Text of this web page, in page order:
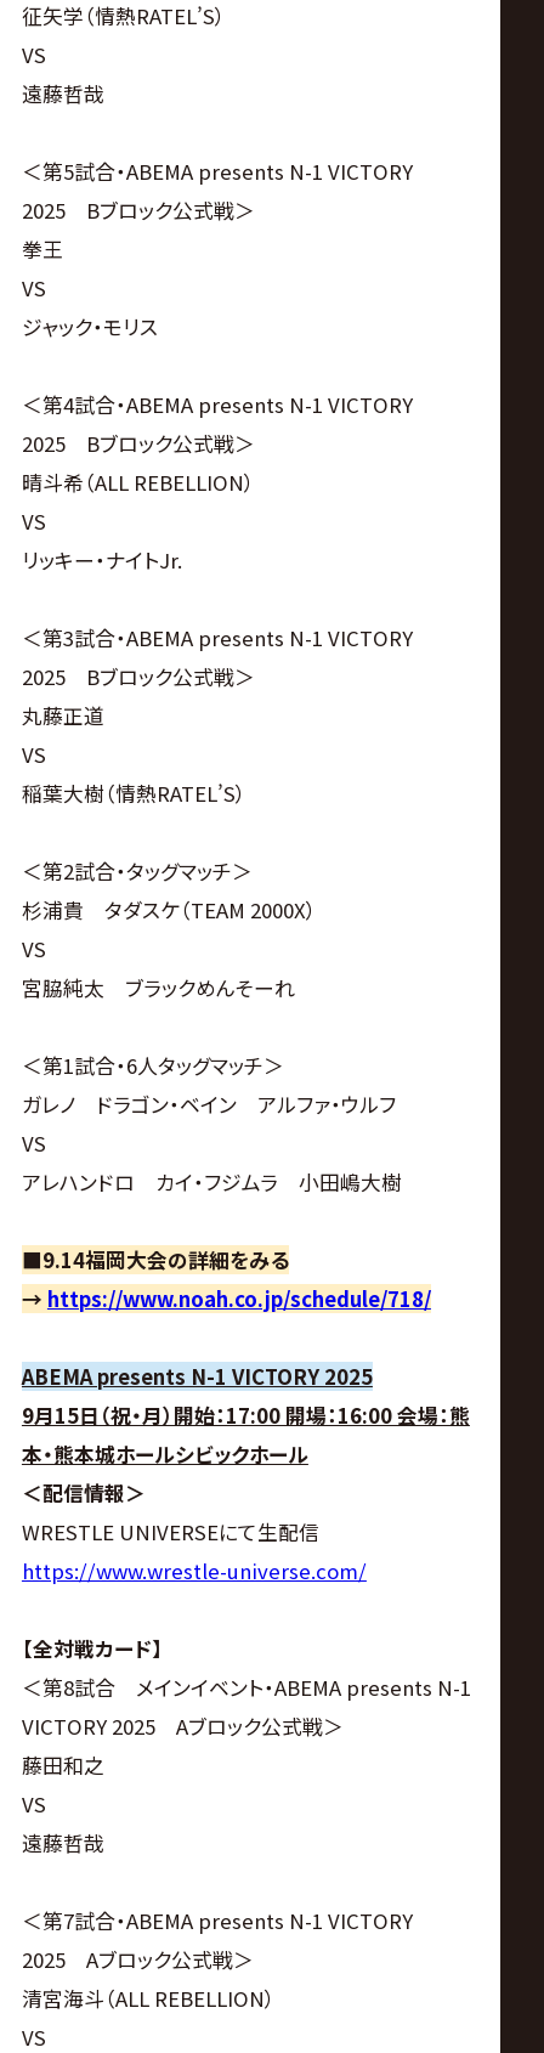
征矢学（情熱RATEL’S）
VS
遠藤哲哉
＜第5試合・ABEMA presents N-1 VICTORY
2025 Bブロック公式戦＞
拳王
VS
ジャック・モリス
＜第4試合・ABEMA presents N-1 VICTORY
2025 Bブロック公式戦＞
晴斗希（ALL REBELLION）
VS
リッキー・ナイトJr.
＜第3試合・ABEMA presents N-1 VICTORY
2025 Bブロック公式戦＞
丸藤正道
VS
稲葉大樹（情熱RATEL’S）
＜第2試合・タッグマッチ＞
杉浦貴 タダスケ（TEAM 2000X）
VS
宮脇純太 ブラックめんそーれ
＜第1試合・6人タッグマッチ＞
ガレノ ドラゴン・ベイン アルファ・ウルフ
VS
アレハンドロ カイ・フジムラ 小田嶋大樹
■9.14福岡大会の詳細をみる
→ https://www.noah.co.jp/schedule/718/
ABEMA presents N-1 VICTORY 2025
9月15日（祝・月）開始：17:00 開場：16:00 会場：熊
本・熊本城ホールシビックホール
＜配信情報＞
WRESTLE UNIVERSEにて生配信
https://www.wrestle-universe.com/
【全対戦カード】
＜第8試合 メインイベント・ABEMA presents N-1
VICTORY 2025 Aブロック公式戦＞
藤田和之
VS
遠藤哲哉
＜第7試合・ABEMA presents N-1 VICTORY
2025 Aブロック公式戦＞
清宮海斗（ALL REBELLION）
VS